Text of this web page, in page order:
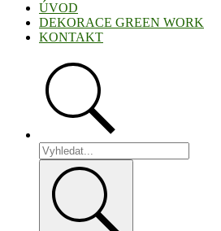
ÚVOD
DEKORACE GREEN WORK
KONTAKT